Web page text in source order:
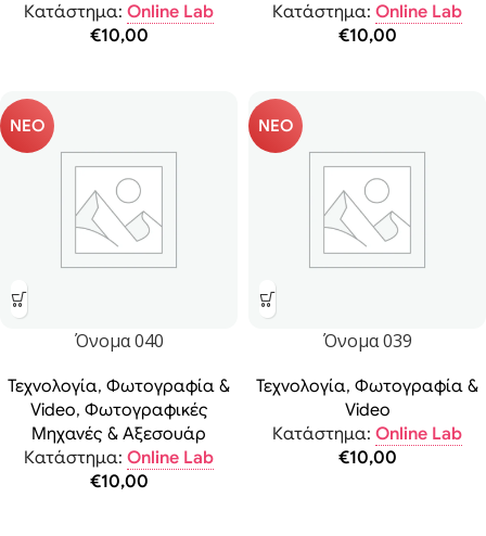
Κατάστημα: Online Lab
€10,00
Κατάστημα: Online Lab
€10,00
ΝΕΟ
Όνομα 040
Τεχνολογία, Φωτογραφία &
Video, Φωτογραφικές
Μηχανές & Αξεσουάρ
Κατάστημα: Online Lab
€10,00
ΝΕΟ
Όνομα 039
Τεχνολογία, Φωτογραφία &
Video
Κατάστημα: Online Lab
€10,00